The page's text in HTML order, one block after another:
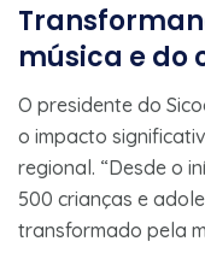
música e do
O presidente do
o impacto
regional. “Desde o
500 crianças e
transformado pela